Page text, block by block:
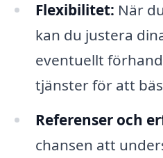
Flexibilitet: När
kan du justera
eventuellt
tjänster för att
Referenser och
chansen att